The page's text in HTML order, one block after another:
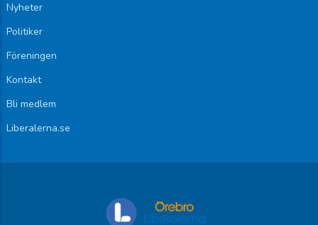
Nyheter
Politiker
Föreningen
Kontakt
Bli medlem
Liberalerna.se